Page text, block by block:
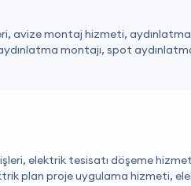
avize montaj hizmeti,
montajı, spot
işleri, elektrik tesisatı döşeme
plan proje uygulama hizmeti,